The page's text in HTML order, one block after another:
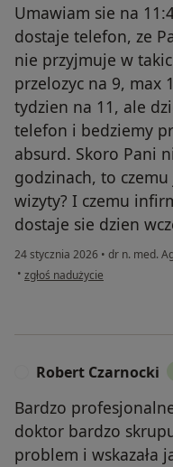
Umawiam sie na
dostaje telefon, ze
nie przyjmuje w
przelozyc na 9, max
tydzien na 11, ale
telefon i bedziemy
absurd. Skoro Pani
godzinach, to
wizyty? I czemu
dostaje sie dzien
24 stycznia 2026 • dr n. med.
• w opinii użytkownika Rafał
zgłoś nadużycie
Robert Czarnocki
Bardzo
doktor bardzo
problem i wskazała